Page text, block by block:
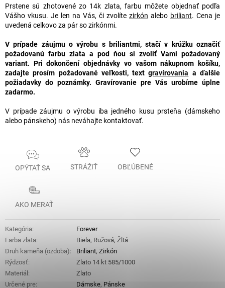
Prstene sú zhotovené zo 14k zlata, farbu môžete objednať podľa
Vášho vkusu. Je len na Vás, či zvolíte zirkón alebo briliant. Cena je
uvedená celkovo za pár so zirkónmi.
V prípade záujmu o výrobu s briliantmi, stačí v krúžku označiť
požadovanú farbu zlata a pod ňou si zvoliť Vami požadovaný
variant. Pri dokončení objednávky vo vašom nákupnom košíku,
zadajte prosím požadované veľkosti, textgravírovania a ďalšie
požiadavky do poznámky. Gravírovanie pre Vás urobíme úplne
zadarmo.
V prípade záujmu o výrobu iba jedného kusu prsteňa (dámskeho
alebo pánskeho) nás neváhajte kontaktovať.
OPÝTAŤ SA STRÁŽIŤ OBĽÚBENÉ
AKO MERAŤ
Kategória:
Forever
Farba zlata:
Biela, Ružová, Žltá
Druh kameňa (ozdoba): Briliant, Zirkón
Rýdzosť:
Zlato 14 kt 585/1000
Materiál :
Zlato
Určené pre: Dámske, Pánske